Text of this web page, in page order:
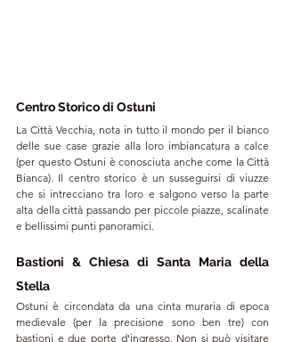
Centro Storico di Ostuni
La Città Vecchia, nota in tutto il mondo per il bianco
delle sue case grazie alla loro imbiancatura a calce
(per questo Ostuni è conosciuta anche come la Città
Bianca). Il centro storico è un susseguirsi di viuzze
che si intrecciano tra loro e salgono verso la parte
alta della città passando per piccole piazze, scalinate
e bellissimi punti panoramici.
Bastioni & Chiesa di Santa Maria della
Stella
Ostuni è circondata da una cinta muraria di epoca
medievale (per la precisione sono ben tre) con
bastioni e due porte d'ingresso. Non si può visitare